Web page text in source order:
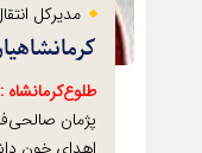
مدیرکل
کرمانشاهیان نیمه
طلوع‌‌کرمانشاه :